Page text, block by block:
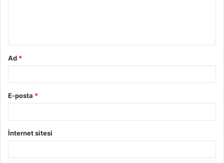
Ad *
E-posta *
İnternet sitesi